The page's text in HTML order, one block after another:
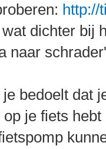
http://
dichter bij
naar
bedoelt dat
je fiets